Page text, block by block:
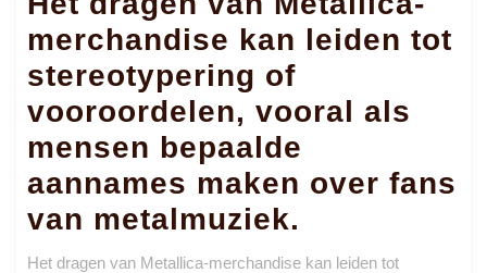
merchandise kan leiden tot
stereotypering of
vooroordelen, vooral als
mensen bepaalde
aannames maken over fans
van metalmuziek.
Het dragen van Metallica-merchandise kan leiden tot